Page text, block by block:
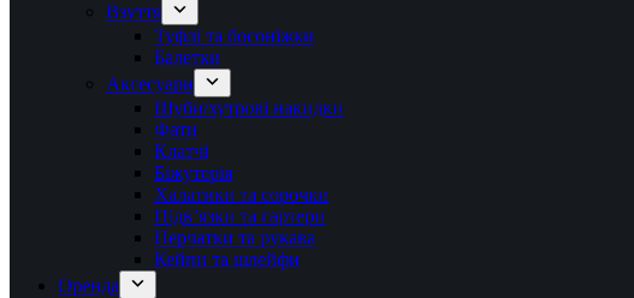
Взуття
Туфлі та босоніжки
Балетки
Аксесуари
Шуби/хутрові накидки
Фати
Клатчі
Біжутерія
Халатики та сорочки
Підвʼязки та гартери
Перчатки та рукава
Кейпи та шлейфи
Оренда